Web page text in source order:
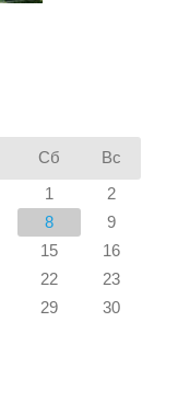
Сб
Вс
1
2
8
9
15
16
22
23
29
30